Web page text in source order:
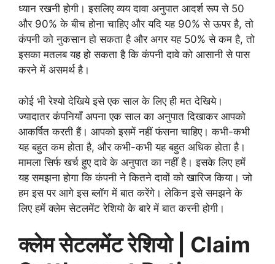
ध्यान रखनी होगी। इसलिए व्यय दावा अनुपात आदर्श रूप से 50
और 90% के बीच होना चाहिए और यदि यह 90% से ऊपर है, तो
कंपनी को नुकसान हो सकता है और अगर यह 50% से कम है, तो
इसका मतलब यह हो सकता है कि कंपनी दावे को आसानी से पास
करने में असमर्थ है।
कोई भी रेश्यो देखिये इसे एक साल के लिए ही मत देखिये।
ज्यादातर कंपनियाँ अपना एक साल का अनुपात दिखाकर आपको
आकर्षित करती हैं। आपको इसमें नहीं फंसना चाहिए। कभी-कभी
यह बहुत कम होता है, और कभी-कभी यह बहुत अधिक होता है।
मामला सिर्फ खर्च हुए दावे के अनुपात का नहीं है। इसके लिए हमें
यह समझना होगा कि कंपनी ने कितने दावों को खारिज किया। जो
हम इस पर आगे इस ब्लॉग में बात करेंगे। लेकिन इसे समझने के
लिए हमें क्लेम सेटलमेंट रेशियो के बारे में बात करनी होगी।
क्लेम सेटलमेंट रेशियो | Claim